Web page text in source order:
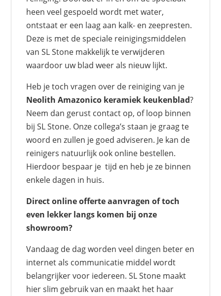
heen veel gespoeld wordt met water,
ontstaat er een laag aan kalk- en zeepresten.
Deze is met de speciale reinigingsmiddelen
van SL Stone makkelijk te verwijderen
waardoor uw blad weer als nieuw lijkt.
Heb je toch vragen over de reiniging van je
Neolith Amazonico keramiek keukenblad?
Neem dan gerust contact op, of loop binnen
bij SL Stone. Onze collega’s staan je graag te
woord en zullen je goed adviseren. Je kan de
reinigers natuurlijk ook online bestellen.
Hierdoor bespaar je tijd en heb je ze binnen
enkele dagen in huis.
Direct online offerte aanvragen of toch
even lekker langs komen bij onze
showroom?
Vandaag de dag worden veel dingen beter en
internet als communicatie middel wordt
belangrijker voor iedereen. SL Stone maakt
hier slim gebruik van en maakt het haar